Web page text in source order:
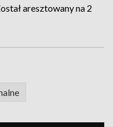
aresztowany na 2